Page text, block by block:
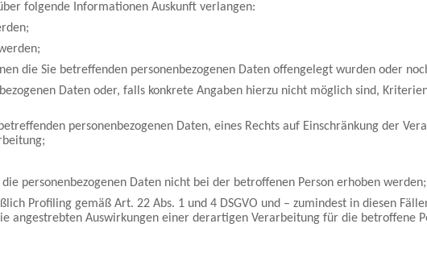
folgende Informationen Auskunft verlangen:
die Sie betreffenden personenbezogenen Daten offengelegt wurden oder
Daten oder, falls konkrete Angaben hierzu nicht möglich sind,
personenbezogenen Daten, eines Rechts auf Einschränkung der
Daten nicht bei der betroffenen Person erhoben werden;
Profiling gemäß Art. 22 Abs. 1 und 4 DSGVO und – zumindest in diesen
angestrebten Auswirkungen einer derartigen Verarbeitung für die betroffene